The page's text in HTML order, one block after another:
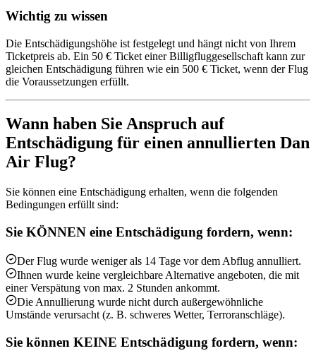
Wichtig zu wissen
Die Entschädigungshöhe ist festgelegt und hängt nicht von Ihrem
Ticketpreis ab. Ein 50 € Ticket einer Billigfluggesellschaft kann zur
gleichen Entschädigung führen wie ein 500 € Ticket, wenn der Flug
die Voraussetzungen erfüllt.
Wann haben Sie Anspruch auf
Entschädigung für einen annullierten Dan
Air Flug?
Sie können eine Entschädigung erhalten, wenn die folgenden
Bedingungen erfüllt sind:
Sie KÖNNEN eine Entschädigung fordern, wenn:
Der Flug wurde weniger als 14 Tage vor dem Abflug annulliert.
Ihnen wurde keine vergleichbare Alternative angeboten, die mit
einer Verspätung von max. 2 Stunden ankommt.
Die Annullierung wurde nicht durch außergewöhnliche
Umstände verursacht (z. B. schweres Wetter, Terroranschläge).
Sie können KEINE Entschädigung fordern, wenn: